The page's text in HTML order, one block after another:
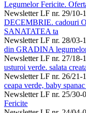
Legumelor Fericite.
Newsletter LF nr. 29/10-
DECEMBRIE. cadouri
SANATATEA ta
Newsletter LF nr. 28/03-
din GRADINA
Newsletter LF nr. 27/18-
usturoi verde. salata
Newsletter LF nr. 26/21-
ceapa verde, baby
Newsletter LF nr. 25/30-
Fericite